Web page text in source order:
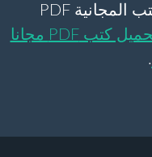
موقع كتب كو لـ تحميل الكتب المجانية PDF
تحميل كتب PDF مجانا
.